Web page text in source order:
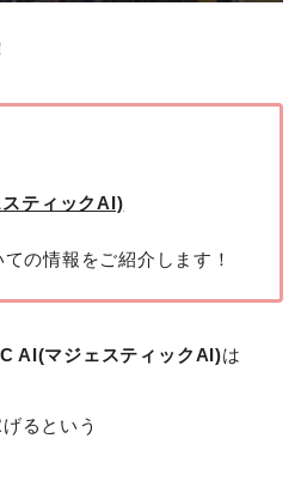
ティックAI)
の情報をご紹介します！
AI(マジェスティックAI)は
るという